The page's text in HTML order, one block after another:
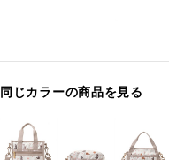
同じカラーの商品を見る